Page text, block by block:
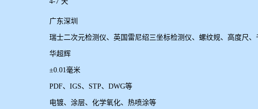
广东深圳
瑞士二次元检测仪、英国雷尼绍三坐标检测仪、螺纹规、高度尺、
华超辉
±0.01毫米
PDF、IGS、STP、DWG等
电镀、涂层、化学氧化、热喷涂等